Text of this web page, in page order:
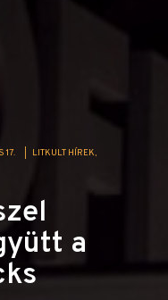
17.
LITKULT HÍREK
a